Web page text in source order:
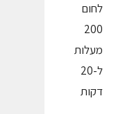
לחום
200
מעלות
ל-20
דקות